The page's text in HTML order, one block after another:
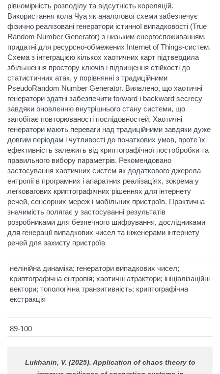
рівномірність розподілу та відсутність кореляцій.
Використання кола Чуа як аналогової схеми забезпечує
фізично реалізовані генератори істинної випадковості (True
Random Number Generator) з низьким енергоспоживанням,
придатні для ресурсно-обмежених Internet of Things-систем.
Схема з інтеграцією кількох хаотичних карт підтвердила
збільшення простору ключів і підвищення стійкості до
статистичних атак, у порівнянні з традиційними
PseudoRandom Number Generator. Виявлено, що хаотичні
генератори здатні забезпечити forward і backward secrecy
завдяки оновленню внутрішнього стану системи, що
запобігає повторюваності послідовностей. Хаотичні
генератори мають переваги над традиційними завдяки дуже
довгим періодам і чутливості до початкових умов, проте їх
ефективність залежить від криптографічної постобробки та
правильного вибору параметрів. Рекомендовано
застосування хаотичних систем як додаткового джерела
ентропії в програмних і апаратних реалізаціях, зокрема у
легковагових криптографічних рішеннях для інтернету
речей, сенсорних мереж і мобільних пристроїв. Практична
значимість полягає у застосуванні результатів
розробниками для безпечного шифрування, дослідниками
для генерації випадкових чисел та інженерами інтернету
речей для захисту пристроїв
нелінійна динаміка; генератори випадкових чисел;
криптографічна ентропія; хаотичні атрактори; ініціалізаційні
вектори; топологічна транзитивність; криптографічна
екстракція
89-100
Lukhanin, V. (2025). Application of chaos theory to